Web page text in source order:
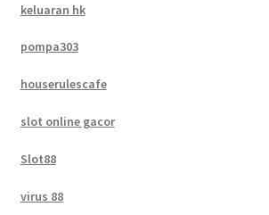
keluaran hk
pompa303
houserulescafe
slot online gacor
Slot88
virus 88